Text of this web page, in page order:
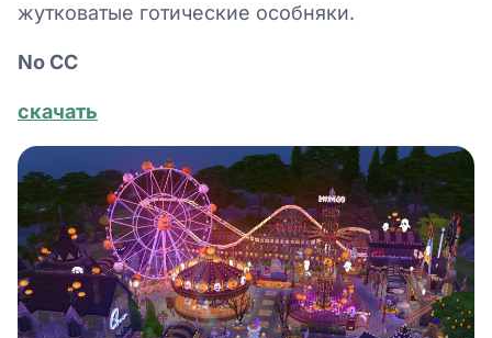
жутковатые готические особняки.
No СС
скачать